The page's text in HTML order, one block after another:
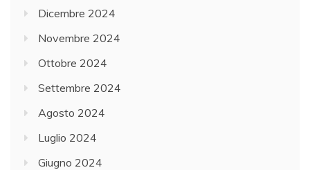
Dicembre 2024
Novembre 2024
Ottobre 2024
Settembre 2024
Agosto 2024
Luglio 2024
Giugno 2024